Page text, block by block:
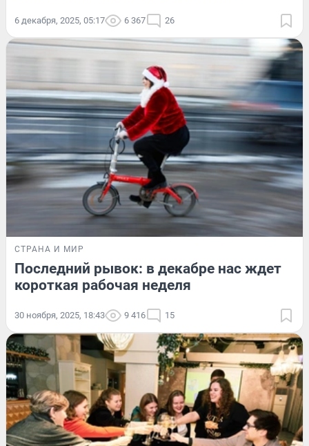
6 декабря, 2025, 05:17 6 367 26
СТРАНА И МИР
Последний рывок: в декабре нас ждет
короткая рабочая неделя
30 ноября, 2025, 18:43 9 416 15